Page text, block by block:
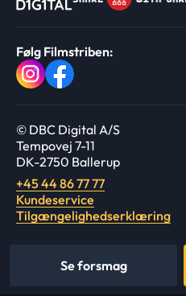
Se forsmag
Følg Filmstriben:
© DBC Digital A/S
Tempovej 7-11
DK-2750 Ballerup
+45 44 86 77 77
Kundeservice
Tilgængelighedserklæring